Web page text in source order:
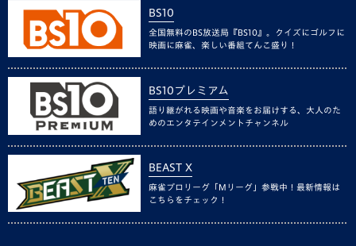
BS10
全国無料のBS放送局『BS10』。クイズにゴルフに
映画に麻雀、楽しい番組てんこ盛り！
BS10プレミアム
語り継がれる映画や音楽をお届けする、大人のた
めのエンタテインメントチャンネル
BEAST X
麻雀プロリーグ「Mリーグ」参戦中！最新情報は
こちらをチェック！